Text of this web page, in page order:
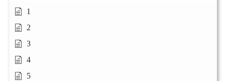
1
2
3
4
5